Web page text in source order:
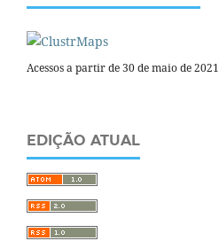
Acessos a partir de 30 de maio de 2021
EDIÇÃO ATUAL